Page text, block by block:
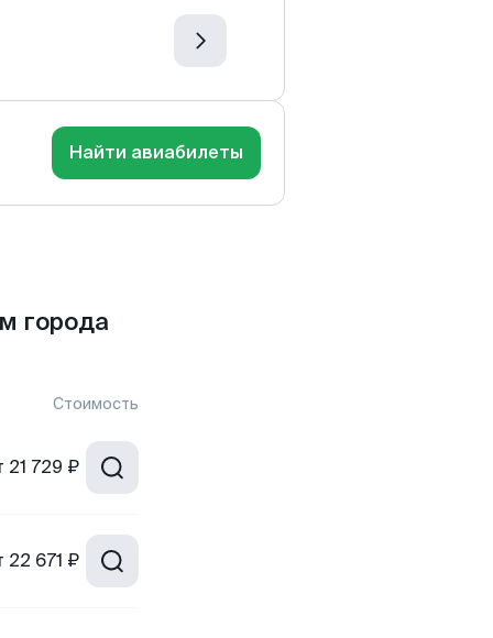
Найти авиабилеты
города
Стоимость
21 729 ₽
22 671 ₽